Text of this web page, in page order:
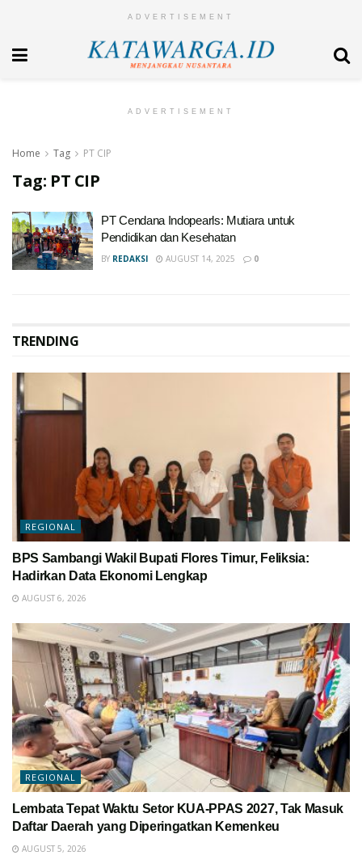
ADVERTISEMENT
ADVERTISEMENT
Home Tag PT CIP
Tag: PT CIP
PT Cendana Indopearls: Mutiara untuk
Pendidikan dan Kesehatan
BY REDAKSI AUGUST 14, 2025 0
TRENDING
REGIONAL
BPS Sambangi Wakil Bupati Flores Timur, Feliksia:
Hadirkan Data Ekonomi Lengkap
AUGUST 6, 2026
REGIONAL
Lembata Tepat Waktu Setor KUA-PPAS 2027, Tak Masuk
Daftar Daerah yang Diperingatkan Kemenkeu
AUGUST 5, 2026